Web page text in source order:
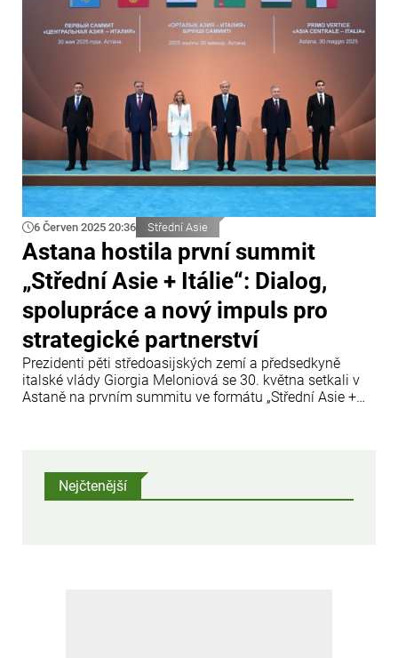
6 Červen 2025 20:36 Střední Asie
Astana hostila první summit
„Střední Asie + Itálie“: Dialog,
spolupráce a nový impuls pro
strategické partnerství
Prezidenti pěti středoasijských zemí a předsedkyně
italské vlády Giorgia Meloniová se 30. května setkali v
Astaně na prvním summitu ve formátu „Střední Asie +
Nejčtenější